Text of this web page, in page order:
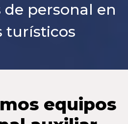
de personal en
turísticos
equipos